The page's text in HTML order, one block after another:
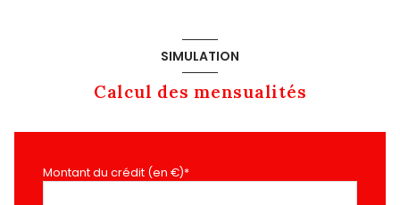
SIMULATION
Calcul des mensualités
Montant du crédit (en €)*